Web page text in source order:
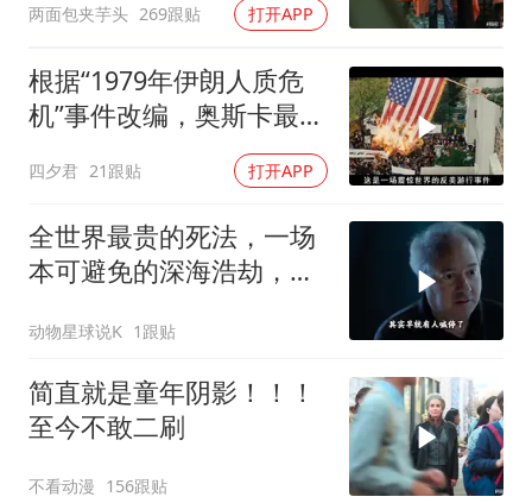
两面包夹芋头 269跟贴 打开APP
根据“1979年伊朗人质危
机”事件改编，奥斯卡最佳
四夕君 21跟贴 打开APP
全世界最贵的死法，一场
本可避免的深海浩劫，
着5名追梦人奔赴3800米
深海
动物星球说K 1跟贴
简直就是童年阴影！！！
至今不敢二刷
不看动漫 156跟贴